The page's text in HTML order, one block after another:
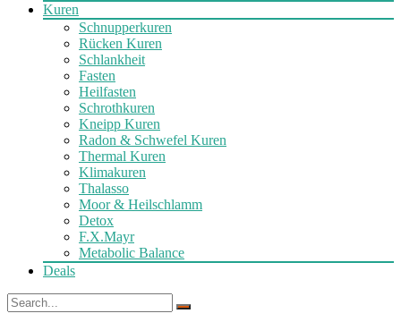
Kuren
Schnupperkuren
Rücken Kuren
Schlankheit
Fasten
Heilfasten
Schrothkuren
Kneipp Kuren
Radon & Schwefel Kuren
Thermal Kuren
Klimakuren
Thalasso
Moor & Heilschlamm
Detox
F.X.Mayr
Metabolic Balance
Deals